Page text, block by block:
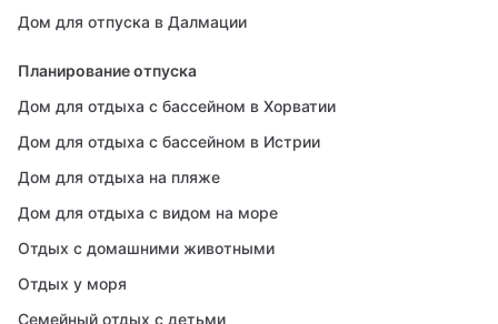
Дом для отпуска в Далмации
Планирование отпуска
Дом для отдыха с бассейном в Хорватии
Дом для отдыха с бассейном в Истрии
Дом для отдыха на пляже
Дом для отдыха с видом на море
Отдых с домашними животными
Отдых у моря
Семейный отдых с детьми